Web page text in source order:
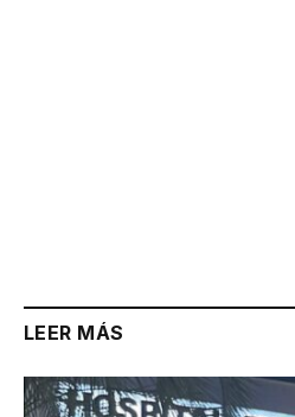
LEER MÁS